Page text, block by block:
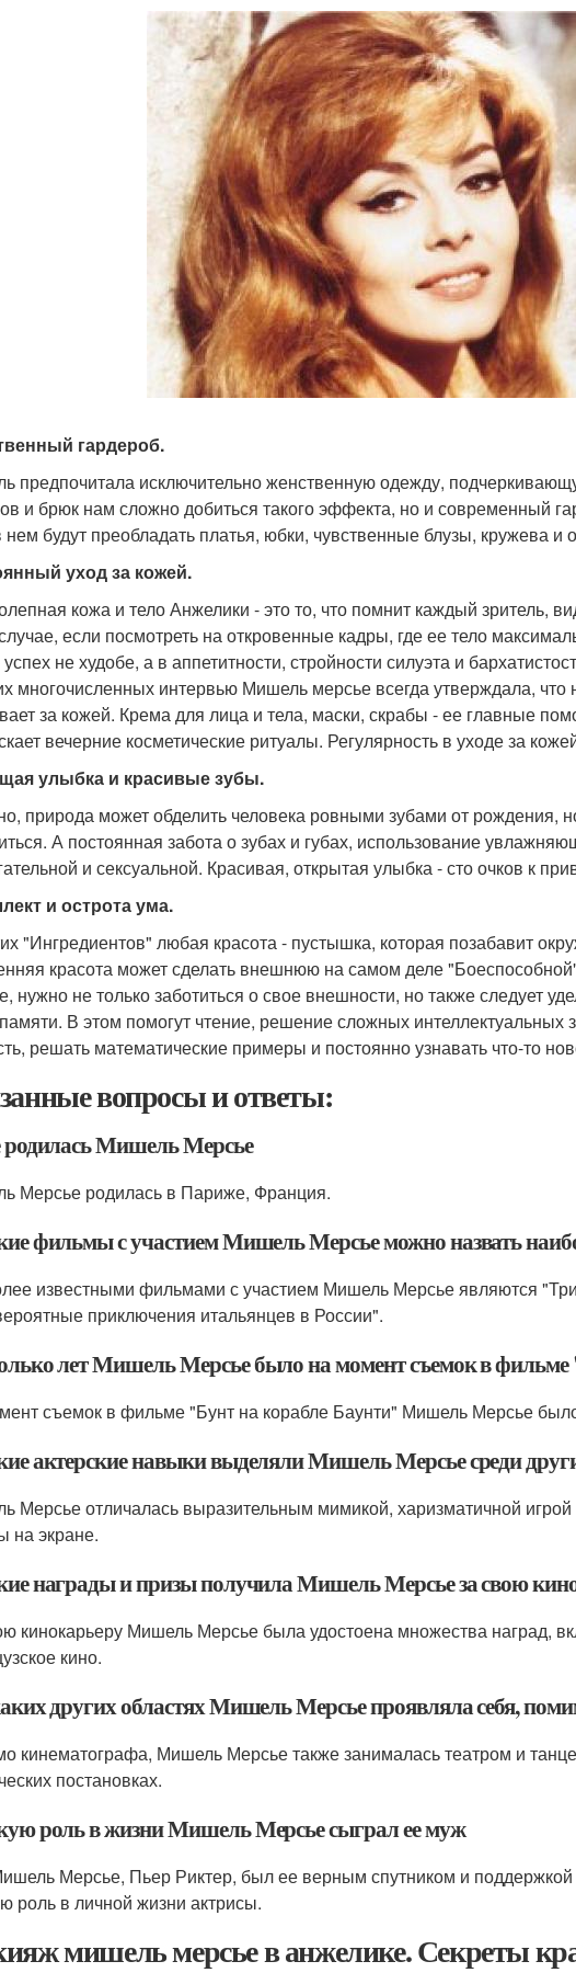
гардероб.
предпочитала исключительно женственную одежду,
и брюк нам сложно добиться такого эффекта, но и современный
нем будут преобладать платья, юбки, чувственные блузы, кружева и
уход за кожей.
кожа и тело Анжелики - это то, что помнит каждый зритель,
если посмотреть на откровенные кадры, где ее тело
успех не худобе, а в аппетитности, стройности силуэта и
многочисленных интервью Мишель мерсье всегда утверждала, что
за кожей. Крема для лица и тела, маски, скрабы - ее главные
вечерние косметические ритуалы. Регулярность в уходе за
улыбка и красивые зубы.
природа может обделить человека ровными зубами от рождения,
А постоянная забота о зубах и губах, использование
и сексуальной. Красивая, открытая улыбка - сто очков к
и острота ума.
"Ингредиентов" любая красота - пустышка, которая позабавит
красота может сделать внешнюю на самом деле
нужно не только заботиться о свое внешности, но также следует
В этом помогут чтение, решение сложных интеллектуальных
решать математические примеры и постоянно узнавать что-то
вопросы и ответы:
родилась Мишель Мерсье
Мерсье родилась в Париже, Франция.
фильмы с участием Мишель Мерсье можно назвать
известными фильмами с участием Мишель Мерсье являются
приключения итальянцев в России".
лет Мишель Мерсье было на момент съемок в
съемок в фильме "Бунт на корабле Баунти" Мишель Мерсье
актерские навыки выделяли Мишель Мерсье среди
Мерсье отличалась выразительным мимикой, харизматичной
на экране.
награды и призы получила Мишель Мерсье за свою
кинокарьеру Мишель Мерсье была удостоена множества наград,
кино.
других областях Мишель Мерсье проявляла себя,
кинематографа, Мишель Мерсье также занималась театром и
постановках.
роль в жизни Мишель Мерсье сыграл ее муж
Мерсье, Пьер Риктер, был ее верным спутником и поддержкой
роль в личной жизни актрисы.
мишель мерсье в анжелике. Секреты